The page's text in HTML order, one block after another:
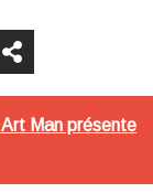
Art Man présente